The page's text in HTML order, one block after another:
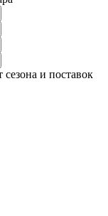
и поставок